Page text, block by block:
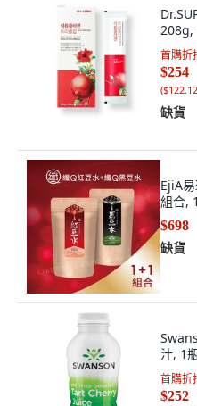
208g,
首購折
$254
(
缺貨
EjiA
組合,
$698
缺貨
汁, 1
首購折
$252